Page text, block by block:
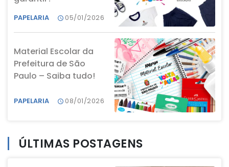
PAPELARIA 05/01/2026
Material Escolar da
Prefeitura de São
Paulo – Saiba tudo!
PAPELARIA 08/01/2026
ÚLTIMAS POSTAGENS